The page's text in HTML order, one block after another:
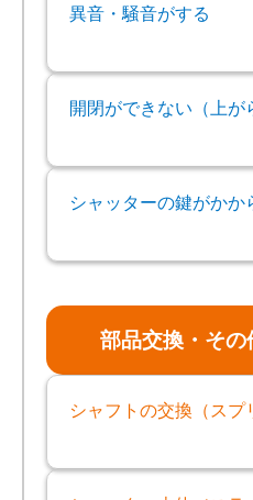
異音・騒音がする
開閉ができない（上が
シャッターの鍵がかか
部品交換・そ
シャフトの交換（スプ